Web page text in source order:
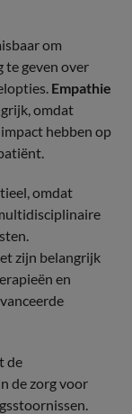
om
te geven over
Empathie
omdat
hebben op
omdat
zijn belangrijk
en
de
de zorg voor